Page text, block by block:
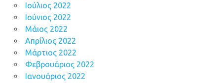
Ιούλιος 2022
Ιούνιος 2022
Μάιος 2022
Απρίλιος 2022
Μάρτιος 2022
Φεβρουάριος 2022
Ιανουάριος 2022